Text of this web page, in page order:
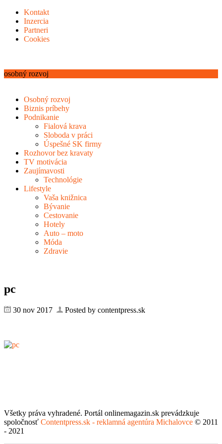
Kontakt
Inzercia
Partneri
Cookies
osobný rozvoj
Osobný rozvoj
Biznis príbehy
Podnikanie
Fialová krava
Sloboda v práci
Úspešné SK firmy
Rozhovor bez kravaty
TV motivácia
Zaujímavosti
Technológie
Lifestyle
Vaša knižnica
Bývanie
Cestovanie
Hotely
Auto – moto
Móda
Zdravie
pc
30 nov 2017 Posted by contentpress.sk
Všetky práva vyhradené. Portál onlinemagazin.sk prevádzkuje
spoločnosť Contentpress.sk - reklamná agentúra Michalovce © 2011
- 2021